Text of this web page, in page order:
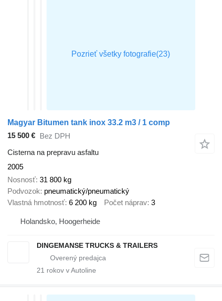
Magyar Bitumen tank inox 33.2 m3 / 1 comp
15 500 € Bez DPH
Cisterna na prepravu asfaltu
2005
Nosnosť 31 800 kg
Podvozok pneumatický/pneumatický
Vlastná hmotnosť 6 200 kg Počet náprav 3
Holandsko, Hoogerheide
DINGEMANSE TRUCKS & TRAILERS
21 rokov v Autoline